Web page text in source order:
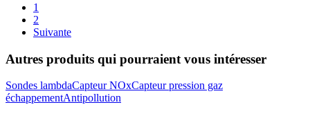
1
2
Suivante
Autres produits qui pourraient vous intéresser
Sondes lambdaCapteur NOxCapteur pression gaz
échappementAntipollution